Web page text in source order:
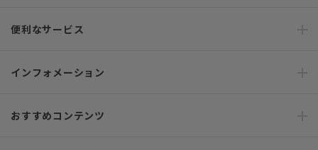
便利なサービス
インフォメーション
おすすめコンテンツ